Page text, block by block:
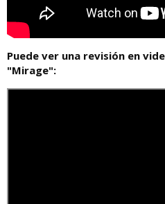
Puede ver una revisión en
"Mirage":